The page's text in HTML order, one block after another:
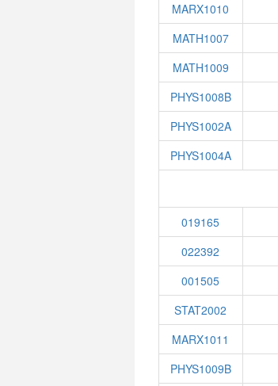
MARX1010
MATH1007
MATH1009
PHYS1008B
PHYS1002A
PHYS1004A
019165
022392
001505
STAT2002
MARX1011
PHYS1009B